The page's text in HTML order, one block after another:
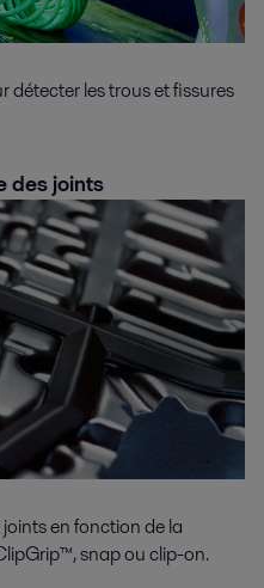
détecter les trous et fissures
des joints
en fonction de la
snap ou clip-on.